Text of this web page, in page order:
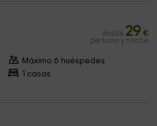
desde 29 €
persona y noche
Máximo 6 huéspedes
1 casas